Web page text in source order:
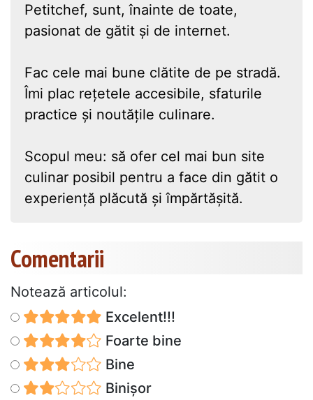
Petitchef, sunt, înainte de toate,
pasionat de gătit și de internet.
Fac cele mai bune clătite de pe stradă.
Îmi plac rețetele accesibile, sfaturile
practice și noutățile culinare.
Scopul meu: să ofer cel mai bun site
culinar posibil pentru a face din gătit o
experiență plăcută și împărtășită.
Comentarii
Notează articolul:
Excelent!!!
Foarte bine
Bine
Binișor